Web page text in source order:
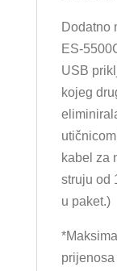
Dodatno
ES-
USB
kojeg
kabel za
struju od
u paket.)